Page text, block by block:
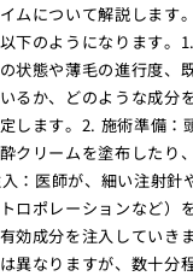
ムについて解説します
下のようになります。
状態や薄毛の進行度、
るか、どのような成分
します。2. 施術準備：
クリームを塗布したり
：医師が、細い注射針
ロポレーションなど）
効成分を注入していき
異なりますが、数十分